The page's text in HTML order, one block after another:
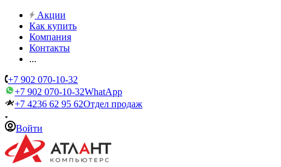
Акции
Как купить
Компания
Контакты
...
+7 902 070-10-32
+7 902 070-10-32WhatApp
+7 4236 62 95 62Отдел продаж
Войти